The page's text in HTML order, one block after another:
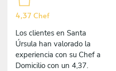
4,37 Chef
Los clientes en Santa
Úrsula han valorado la
experiencia con su Chef a
Domicilio con un 4,37.